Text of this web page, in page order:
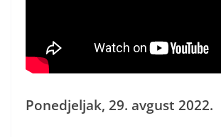
Ponedjeljak, 29. avgust 2022.